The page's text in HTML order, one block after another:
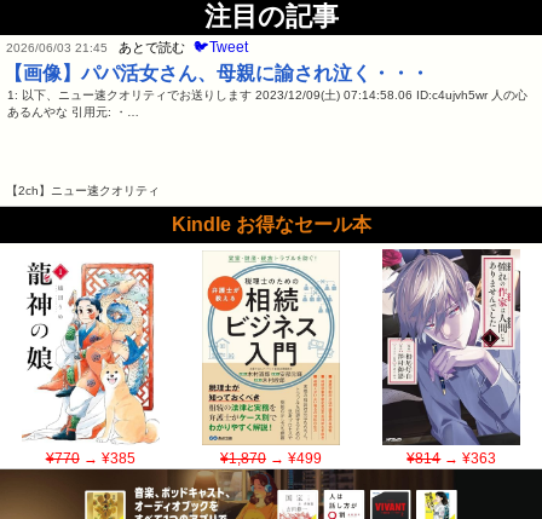
注目の記事
2026/06/03 21:45 あとで読む 🐦Tweet
【画像】パパ活女さん、母親に諭され泣く・・・
1: 以下、ニュー速クオリティでお送りします 2023/12/09(土) 07:14:58.06 ID:c4ujvh5wr 人の心
あるんやな 引用元: ・…
【2ch】ニュー速クオリティ
Kindle お得なセール本
¥770→ ¥385 ¥1,870→ ¥499 ¥814→ ¥363